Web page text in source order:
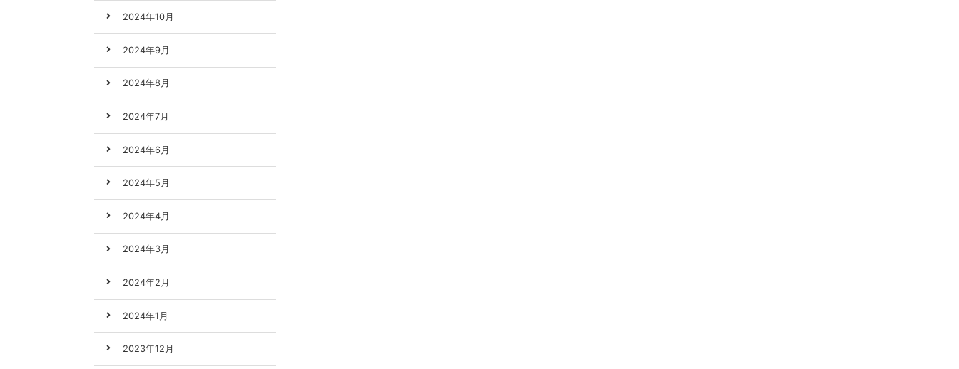
2024年10月
2024年9月
2024年8月
2024年7月
2024年6月
2024年5月
2024年4月
2024年3月
2024年2月
2024年1月
2023年12月